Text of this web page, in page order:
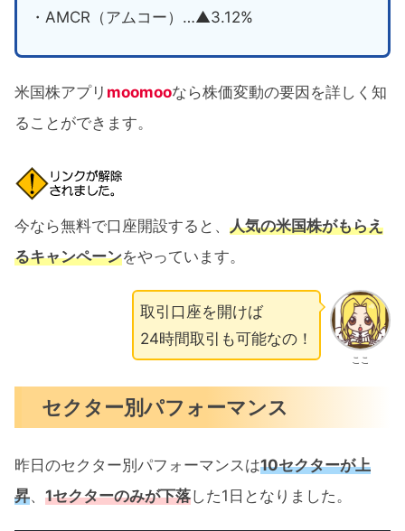
・AMCR（アムコー）…▲3.12%
米国株アプリ moomooなら株価変動の要因を詳しく知
ることができます。
今なら無料で口座開設すると、 人気の米国株がもらえ
るキャンペーンをやっています。
ここ
取引口座を開けば
24時間取引も可能なの！
セクター別パフォーマンス
昨日のセクター別パフォーマンスは10セクターが上
昇、 1セクターのみが下落した1日となりました。